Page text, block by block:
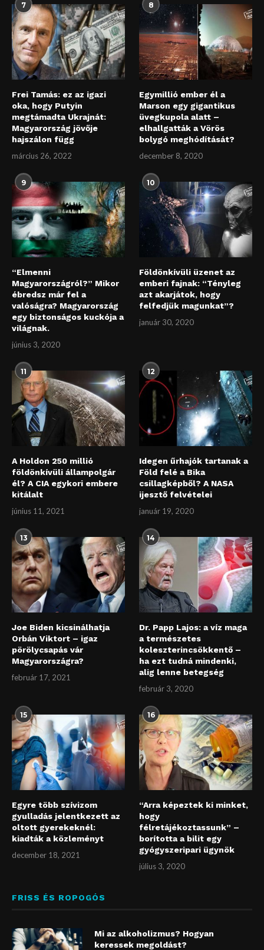
7
Frei Tamás: ez az igazi
oka, hogy Putyin
megtámadta Ukrajnát:
Magyarország jövője
hajszálon függ
március 26, 2022
8
Egymillió ember él a
Marson egy gigantikus
üvegkupola alatt –
elhallgatták a Vörös
bolygó meghódítását?
december 8, 2020
9
“Elmenni
Magyarországról?” Mikor
ébredsz már fel a
valóságra? Magyarország
egy biztonságos kuckója a
világnak.
június 3, 2020
10
Földönkívüli üzenet az
emberi fajnak: “Tényleg
azt akarjátok, hogy
felfedjük magunkat”?
január 30, 2020
11
A Holdon 250 millió
földönkívüli állampolgár
él? A CIA egykori embere
kitálalt
június 11, 2021
12
Idegen űrhajók tartanak a
Föld felé a Bika
csillagképből? A NASA
ijesztő felvételei
január 19, 2020
13
Joe Biden kicsinálhatja
Orbán Viktort – igaz
pörölycsapás vár
Magyarországra?
február 17, 2021
14
Dr. Papp Lajos: a víz maga
a természetes
koleszterincsökkentő –
ha ezt tudná mindenki,
alig lenne betegség
február 3, 2020
15
Egyre több szívizom
gyulladás jelentkezett az
oltott gyerekeknél:
kiadták a közleményt
december 18, 2021
16
“Arra képeztek ki minket,
hogy
félretájékoztassunk” –
borította a bilit egy
gyógyszeripari ügynök
július 3, 2020
FRISS ÉS ROPOGÓS
Mi az alkoholizmus? Hogyan
keressek megoldást?